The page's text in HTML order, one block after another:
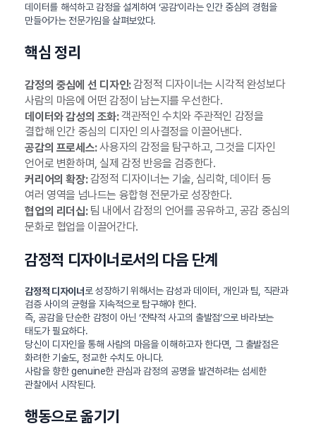
데이터를 해석하고 감정을 설계하여 ‘공감’이라는 인간 중심의 경험을
만들어가는 전문가임을 살펴보았다.
핵심 정리
감정의 중심에 선 디자인:감정적 디자이너는 시각적 완성보다
사람의 마음에 어떤 감정이 남는지를 우선한다.
데이터와 감성의 조화:객관적인 수치와 주관적인 감정을
결합해 인간 중심의 디자인 의사결정을 이끌어낸다.
공감의 프로세스:사용자의 감정을 탐구하고, 그것을 디자인
언어로 변환하며, 실제 감정 반응을 검증한다.
커리어의 확장:감정적 디자이너는 기술, 심리학, 데이터 등
여러 영역을 넘나드는 융합형 전문가로 성장한다.
협업의 리더십:팀 내에서 감정의 언어를 공유하고, 공감 중심의
문화로 협업을 이끌어간다.
감정적 디자이너로서의 다음 단계
감정적 디자이너로 성장하기 위해서는 감성과 데이터, 개인과 팀, 직관과
검증 사이의 균형을 지속적으로 탐구해야 한다.
즉, 공감을 단순한 감정이 아닌 ‘전략적 사고의 출발점’으로 바라보는
태도가 필요하다.
당신이 디자인을 통해 사람의 마음을 이해하고자 한다면, 그 출발점은
화려한 기술도, 정교한 수치도 아니다.
사람을 향한 genuine한 관심과 감정의 공명을 발견하려는 섬세한
관찰에서 시작된다.
행동으로 옮기기